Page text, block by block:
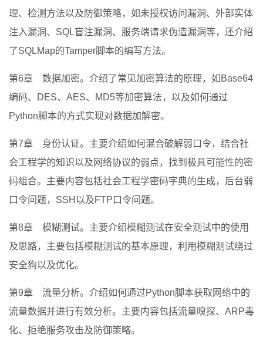
理、检测方法以及防御策略，如未授权访问漏洞、外部实体
注入漏洞、SQL盲注漏洞、服务端请求伪造漏洞等，还介绍
了SQLMap的Tamper脚本的编写方法。
第6章 数据加密。介绍了常见加密算法的原理，如Base64
编码、DES、AES、MD5等加密算法，以及如何通过
Python脚本的方式实现对数据加解密。
第7章 身份认证。主要介绍如何混合破解弱口令，结合社
会工程学的知识以及网络协议的弱点，找到极具可能性的密
码组合。主要内容包括社会工程学密码字典的生成，后台弱
口令问题，SSH以及FTP口令问题。
第8章 模糊测试。主要介绍模糊测试在安全测试中的使用
及思路，主要包括模糊测试的基本原理，利用模糊测试绕过
安全狗以及优化。
第9章 流量分析。介绍如何通过Python脚本获取网络中的
流量数据并进行有效分析。主要内容包括流量嗅探、ARP毒
化、拒绝服务攻击及防御策略。